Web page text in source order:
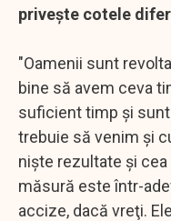
priveşte cotele
"Oamenii sunt
bine să avem ceva
suficient timp şi
trebuie să venim şi
nişte rezultate şi
măsură este într-
accize, dacă vreţi.